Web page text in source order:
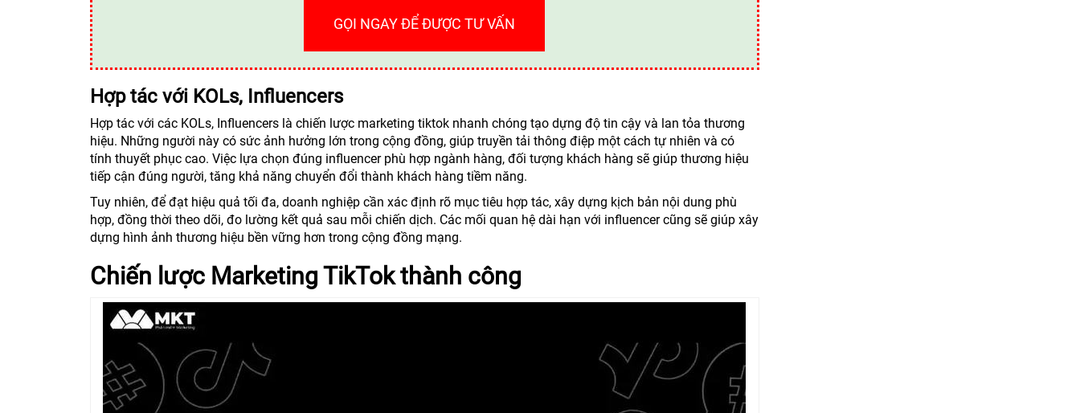
GỌI NGAY ĐỂ ĐƯỢC TƯ VẤN
Hợp tác với KOLs, Influencers
Hợp tác với các KOLs, Influencers là chiến lược marketing tiktok nhanh chóng tạo dựng độ tin cậy và lan tỏa thương
hiệu. Những người này có sức ảnh hưởng lớn trong cộng đồng, giúp truyền tải thông điệp một cách tự nhiên và có
tính thuyết phục cao. Việc lựa chọn đúng influencer phù hợp ngành hàng, đối tượng khách hàng sẽ giúp thương hiệu
tiếp cận đúng người, tăng khả năng chuyển đổi thành khách hàng tiềm năng.
Tuy nhiên, để đạt hiệu quả tối đa, doanh nghiệp cần xác định rõ mục tiêu hợp tác, xây dựng kịch bản nội dung phù
hợp, đồng thời theo dõi, đo lường kết quả sau mỗi chiến dịch. Các mối quan hệ dài hạn với influencer cũng sẽ giúp xây
dựng hình ảnh thương hiệu bền vững hơn trong cộng đồng mạng.
Chiến lược Marketing TikTok thành công